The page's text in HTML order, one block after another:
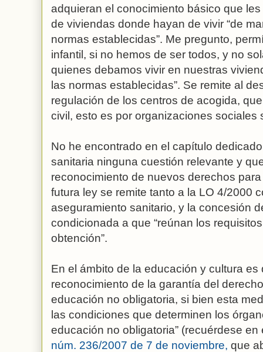
adquieran el conocimiento básico que
de viviendas donde hayan de vivir “de
normas establecidas”. Me pregunto,
infantil, si no hemos de ser todos, y no
quienes debamos vivir en nuestras
las normas establecidas”. Se remite al
regulación de los centros de acogida,
civil, esto es por organizaciones sociales
No he encontrado en el capítulo
sanitaria ninguna cuestión relevante y
reconocimiento de nuevos derechos
futura ley se remite tanto a la LO 4/2000
aseguramiento sanitario, y la concesión
condicionada a que “reúnan los
obtención”.
En el ámbito de la educación y cultura es
reconocimiento de la garantía del
educación no obligatoria, si bien esta
las condiciones que determinen los
educación no obligatoria” (recuérdese
núm. 236/2007 de 7 de noviembre, que